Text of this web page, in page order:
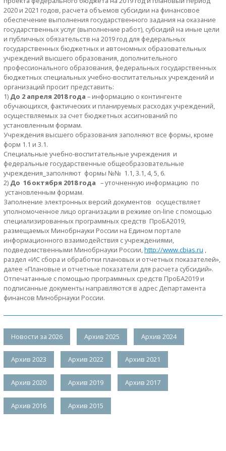
2020 и 2021 годов, расчета объемов субсидии на финансовое
обеспечение выполнения государственного задания на оказание
государственных услуг (выполнение работ), субсидий на иные цели
и публичных обязательств на 2019 год для федеральных
государственных бюджетных и автономных образовательных
учреждений высшего образования, дополнительного
профессионального образования, федеральных государственных
бюджетных специальных учебно-воспитательных учреждений и
организаций просит представить:
1) До 2 апреля 2018 года – информацию о контингенте
обучающихся, фактических и планируемых расходах учреждений,
осуществляемых за счет бюджетных ассигнований по
установленным формам.
Учреждения высшего образования заполняют все формы, кроме
форм 1.1 и 3.1.
Специальные учебно-воспитательные учреждения и
федеральные государственные общеобразовательные
учреждения заполняют формы №№ 1.1, 3.1, 4, 5, 6.
2) До 16 октября 2018 года – уточненную информацию по
установленным формам.
Заполнение электронных версий документов осуществляет
уполномоченное лицо организации в режиме on-line с помощью
специализированных программных средств ПроБА2019,
размещаемых Минобрнауки России на Едином портале
информационного взаимодействия с учреждениями,
подведомственными Минобрнауки России, http://www.сbias.ru
раздел «ИС сбора и обработки плановых и отчетных показателей»,
далее «Плановые и отчетные показатели для расчета субсидий».
Отпечатанные с помощью программных средств ПроБА2019 и
подписанные документы направляются в адрес Департамента
финансов Минобрнауки России.
Новости за 2026 Архив 2025 Архив 2024
Архив 2023 Архив 2022 Архив 2021
Архив 2020 Архив 2019 Архив 2017
Архив 2016 Архив 2015